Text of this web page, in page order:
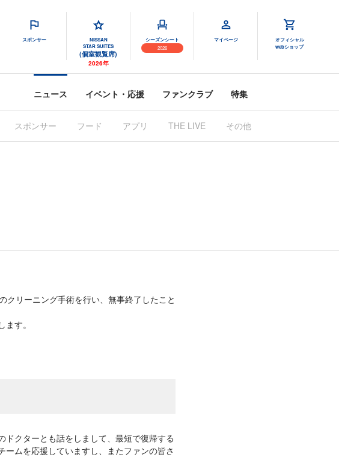
スポンサー
NISSAN
STAR SUITES
(個室観覧席)
2026年
シーズンシート
2026
マイページ
オフィシャル
webショップ
ニュース イベント・応援 ファンクラブ 特集
スポンサー フード アプリ THE LIVE その他
リーニング手術を行い、無事終了したこと
す。
ドクターとも話をしまして、最短で復帰する
ムを応援していますし、またファンの皆さ